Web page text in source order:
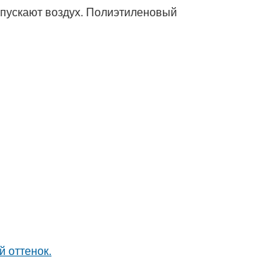
воздух. Полиэтиленовый
оттенок.